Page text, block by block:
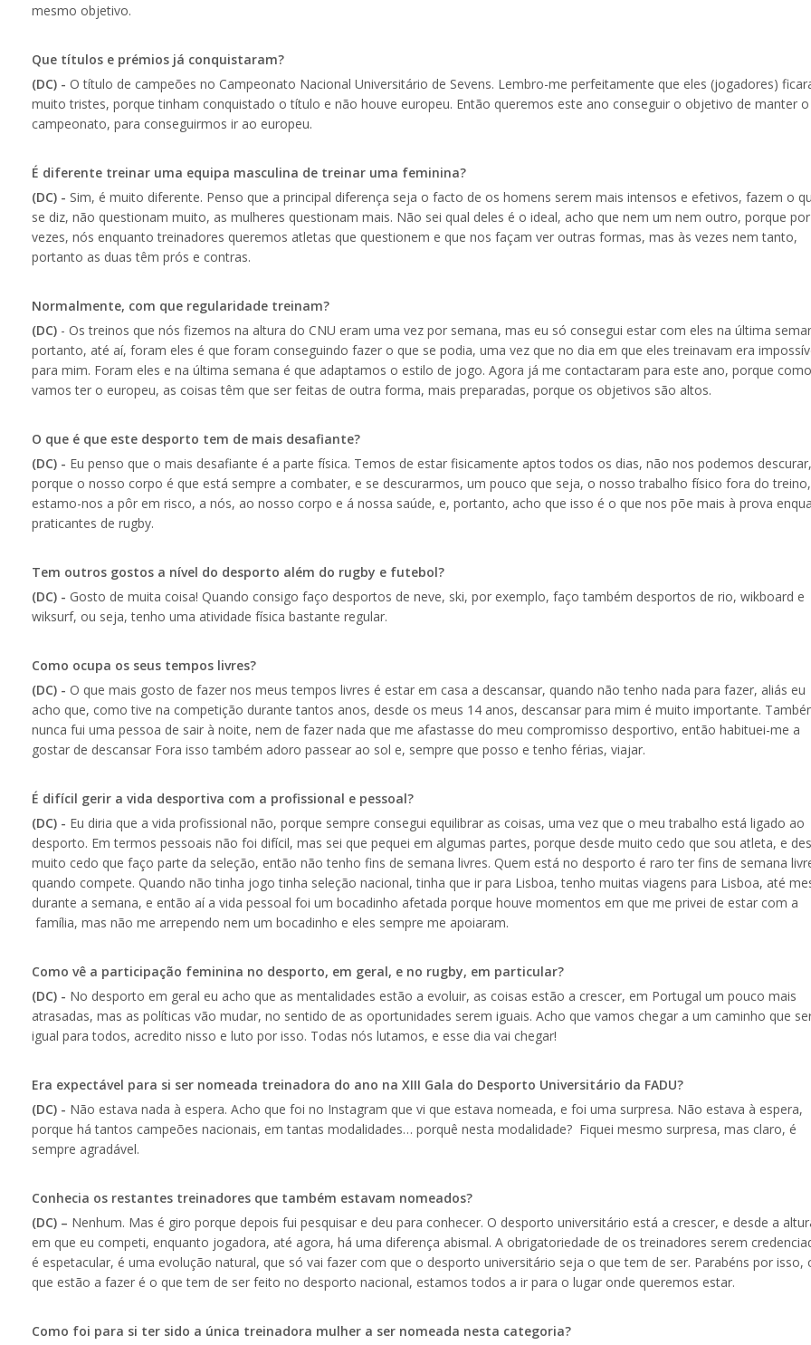
mesmo objetivo.
Que títulos e prémios já conquistaram?
(DC) - O título de campeões no Campeonato Nacional Universitário de Sevens. Lembro-me perfeitamente que eles (jogadores)
muito tristes, porque tinham conquistado o título e não houve europeu. Então queremos este ano conseguir o objetivo de manter o
campeonato, para conseguirmos ir ao europeu.
É diferente treinar uma equipa masculina de treinar uma feminina?
(DC) - Sim, é muito diferente. Penso que a principal diferença seja o facto de os homens serem mais intensos e efetivos, fazem o
se diz, não questionam muito, as mulheres questionam mais. Não sei qual deles é o ideal, acho que nem um nem outro, porque por
vezes, nós enquanto treinadores queremos atletas que questionem e que nos façam ver outras formas, mas às vezes nem tanto,
portanto as duas têm prós e contras.
Normalmente, com que regularidade treinam?
(DC) - Os treinos que nós fizemos na altura do CNU eram uma vez por semana, mas eu só consegui estar com eles na última
portanto, até aí, foram eles é que foram conseguindo fazer o que se podia, uma vez que no dia em que eles treinavam era
para mim. Foram eles e na última semana é que adaptamos o estilo de jogo. Agora já me contactaram para este ano, porque como
vamos ter o europeu, as coisas têm que ser feitas de outra forma, mais preparadas, porque os objetivos são altos.
O que é que este desporto tem de mais desafiante?
(DC) - Eu penso que o mais desafiante é a parte física. Temos de estar fisicamente aptos todos os dias, não nos podemos descurar,
porque o nosso corpo é que está sempre a combater, e se descurarmos, um pouco que seja, o nosso trabalho físico fora do treino,
estamo-nos a pôr em risco, a nós, ao nosso corpo e á nossa saúde, e, portanto, acho que isso é o que nos põe mais à prova
praticantes de rugby.
Tem outros gostos a nível do desporto além do rugby e futebol?
(DC) - Gosto de muita coisa! Quando consigo faço desportos de neve, ski, por exemplo, faço também desportos de rio, wikboard e
wiksurf, ou seja, tenho uma atividade física bastante regular.
Como ocupa os seus tempos livres?
(DC) - O que mais gosto de fazer nos meus tempos livres é estar em casa a descansar, quando não tenho nada para fazer, aliás eu
acho que, como tive na competição durante tantos anos, desde os meus 14 anos, descansar para mim é muito importante.
nunca fui uma pessoa de sair à noite, nem de fazer nada que me afastasse do meu compromisso desportivo, então habituei-me a
gostar de descansar Fora isso também adoro passear ao sol e, sempre que posso e tenho férias, viajar.
É difícil gerir a vida desportiva com a profissional e pessoal?
(DC) - Eu diria que a vida profissional não, porque sempre consegui equilibrar as coisas, uma vez que o meu trabalho está ligado ao
desporto. Em termos pessoais não foi difícil, mas sei que pequei em algumas partes, porque desde muito cedo que sou atleta, e
muito cedo que faço parte da seleção, então não tenho fins de semana livres. Quem está no desporto é raro ter fins de semana
quando compete. Quando não tinha jogo tinha seleção nacional, tinha que ir para Lisboa, tenho muitas viagens para Lisboa, até
durante a semana, e então aí a vida pessoal foi um bocadinho afetada porque houve momentos em que me privei de estar com a
família, mas não me arrependo nem um bocadinho e eles sempre me apoiaram.
Como vê a participação feminina no desporto, em geral, e no rugby, em particular?
(DC) - No desporto em geral eu acho que as mentalidades estão a evoluir, as coisas estão a crescer, em Portugal um pouco mais
atrasadas, mas as políticas vão mudar, no sentido de as oportunidades serem iguais. Acho que vamos chegar a um caminho que
igual para todos, acredito nisso e luto por isso. Todas nós lutamos, e esse dia vai chegar!
Era expectável para si ser nomeada treinadora do ano na XIII Gala do Desporto Universitário da FADU?
(DC) - Não estava nada à espera. Acho que foi no Instagram que vi que estava nomeada, e foi uma surpresa. Não estava à espera,
porque há tantos campeões nacionais, em tantas modalidades… porquê nesta modalidade? Fiquei mesmo surpresa, mas claro, é
sempre agradável.
Conhecia os restantes treinadores que também estavam nomeados?
(DC) – Nenhum. Mas é giro porque depois fui pesquisar e deu para conhecer. O desporto universitário está a crescer, e desde a
em que eu competi, enquanto jogadora, até agora, há uma diferença abismal. A obrigatoriedade de os treinadores serem
é espetacular, é uma evolução natural, que só vai fazer com que o desporto universitário seja o que tem de ser. Parabéns por isso,
que estão a fazer é o que tem de ser feito no desporto nacional, estamos todos a ir para o lugar onde queremos estar.
Como foi para si ter sido a única treinadora mulher a ser nomeada nesta categoria?